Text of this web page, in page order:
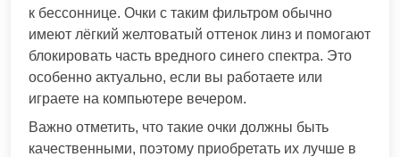
к бессоннице. Очки с таким фильтром обычно
имеют лёгкий желтоватый оттенок линз и помогают
блокировать часть вредного синего спектра. Это
особенно актуально, если вы работаете или
играете на компьютере вечером.
Важно отметить, что такие очки должны быть
качественными, поэтому приобретать их лучше в